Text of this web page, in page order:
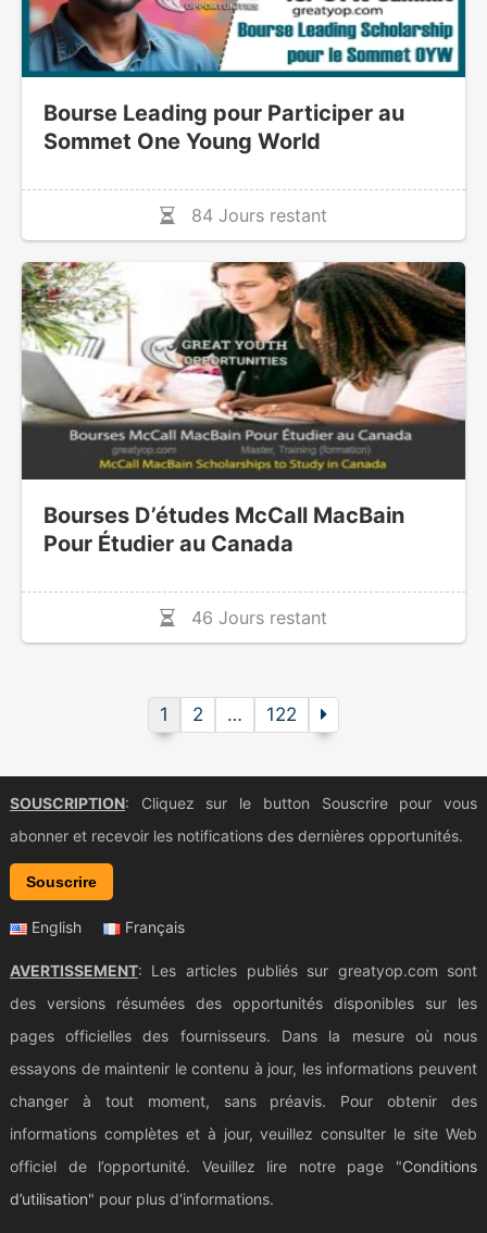
Bourse Leading pour Participer au
Sommet One Young World
84 Jours restant
Bourses D’études McCall MacBain
Pour Étudier au Canada
46 Jours restant
1 2 … 122
SOUSCRIPTION: Cliquez sur le button Souscrire pour vous
abonner et recevoir les notifications des dernières opportunités.
Souscrire
English Français
AVERTISSEMENT: Les articles publiés sur greatyop.com sont
des versions résumées des opportunités disponibles sur les
pages officielles des fournisseurs. Dans la mesure où nous
essayons de maintenir le contenu à jour, les informations peuvent
changer à tout moment, sans préavis. Pour obtenir des
informations complètes et à jour, veuillez consulter le site Web
officiel de l’opportunité. Veuillez lire notre page "Conditions
d’utilisation" pour plus d'informations.